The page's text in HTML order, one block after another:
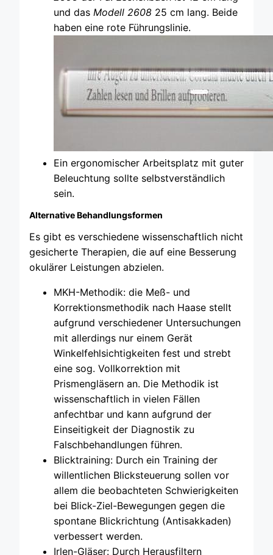
und das Modell 2608 25 cm lang. Beide
haben eine rote Führungslinie.
Ein ergonomischer Arbeitsplatz mit guter
Beleuchtung sollte selbstverständlich
sein.
Alternative Behandlungsformen
Es gibt es verschiedene wissenschaftlich nicht
gesicherte Therapien, die auf eine Besserung
okulärer Leistungen abzielen.
MKH-Methodik: die Meß- und
Korrektionsmethodik nach Haase stellt
aufgrund verschiedener Untersuchungen
mit allerdings nur einem Gerät
Winkelfehlsichtigkeiten fest und strebt
eine sog. Vollkorrektion mit
Prismengläsern an. Die Methodik ist
wissenschaftlich in vielen Fällen
anfechtbar und kann aufgrund der
Einseitigkeit der Diagnostik zu
Falschbehandlungen führen.
Blicktraining: Durch ein Training der
willentlichen Blicksteuerung sollen vor
allem die beobachteten Schwierigkeiten
bei Blick-Ziel-Bewegungen gegen die
spontane Blickrichtung (Antisakkaden)
verbessert werden.
Irlen-Gläser: Durch Herausfiltern